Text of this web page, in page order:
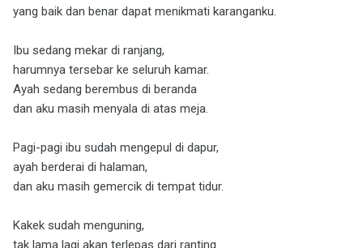
yang baik dan benar dapat menikmati karanganku.
Ibu sedang mekar di ranjang,
harumnya tersebar ke seluruh kamar.
Ayah sedang berembus di beranda
dan aku masih menyala di atas meja.
Pagi-pagi ibu sudah mengepul di dapur,
ayah berderai di halaman,
dan aku masih gemercik di tempat tidur.
Kakek sudah menguning,
tak lama lagi akan terlepas dari ranting